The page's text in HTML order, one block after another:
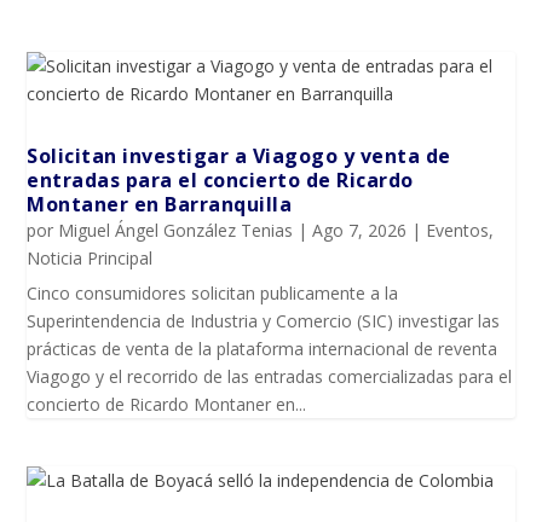
Solicitan investigar a Viagogo y venta de
entradas para el concierto de Ricardo
Montaner en Barranquilla
por Miguel Ángel González Tenias |Ago 7, 2026 | Eventos,
Noticia Principal
Cinco consumidores solicitan publicamente a la
Superintendencia de Industria y Comercio (SIC) investigar las
prácticas de venta de la plataforma internacional de reventa
Viagogo y el recorrido de las entradas comercializadas para el
concierto de Ricardo Montaner en...